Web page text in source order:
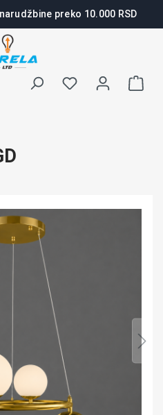
preko 10.000 RSD